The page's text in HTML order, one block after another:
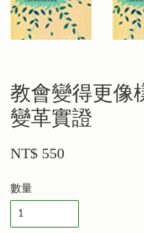
教會變得更像
變革實證
NT$ 550
數量